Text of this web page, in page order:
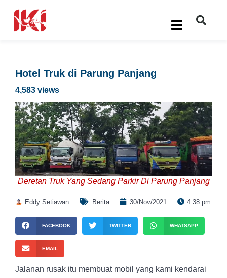
Hotel Truk di Parung Panjang
4,583 views
Deretan Truk Yang Sedang Parkir Di Parung Panjang
Eddy Setiawan Berita 30/Nov/2021 4:38 pm
FACEBOOK TWITTER WHATSAPP
EMAIL
Jalanan rusak itu membuat mobil yang kami kendarai